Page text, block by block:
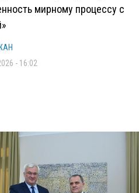
мирному процессу с
- 16:02